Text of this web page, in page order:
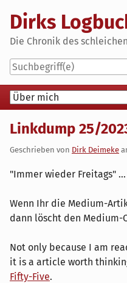
content
Dirks
Die Chronik des
Navigation
Linkdump 25/
Geschrieben von Dirk Deimeke
"Immer wieder Freitags" ...
Wenn Ihr die Medium-
dann löscht den Medium-
Not only because I am
it is a article worth
Fifty-Five.